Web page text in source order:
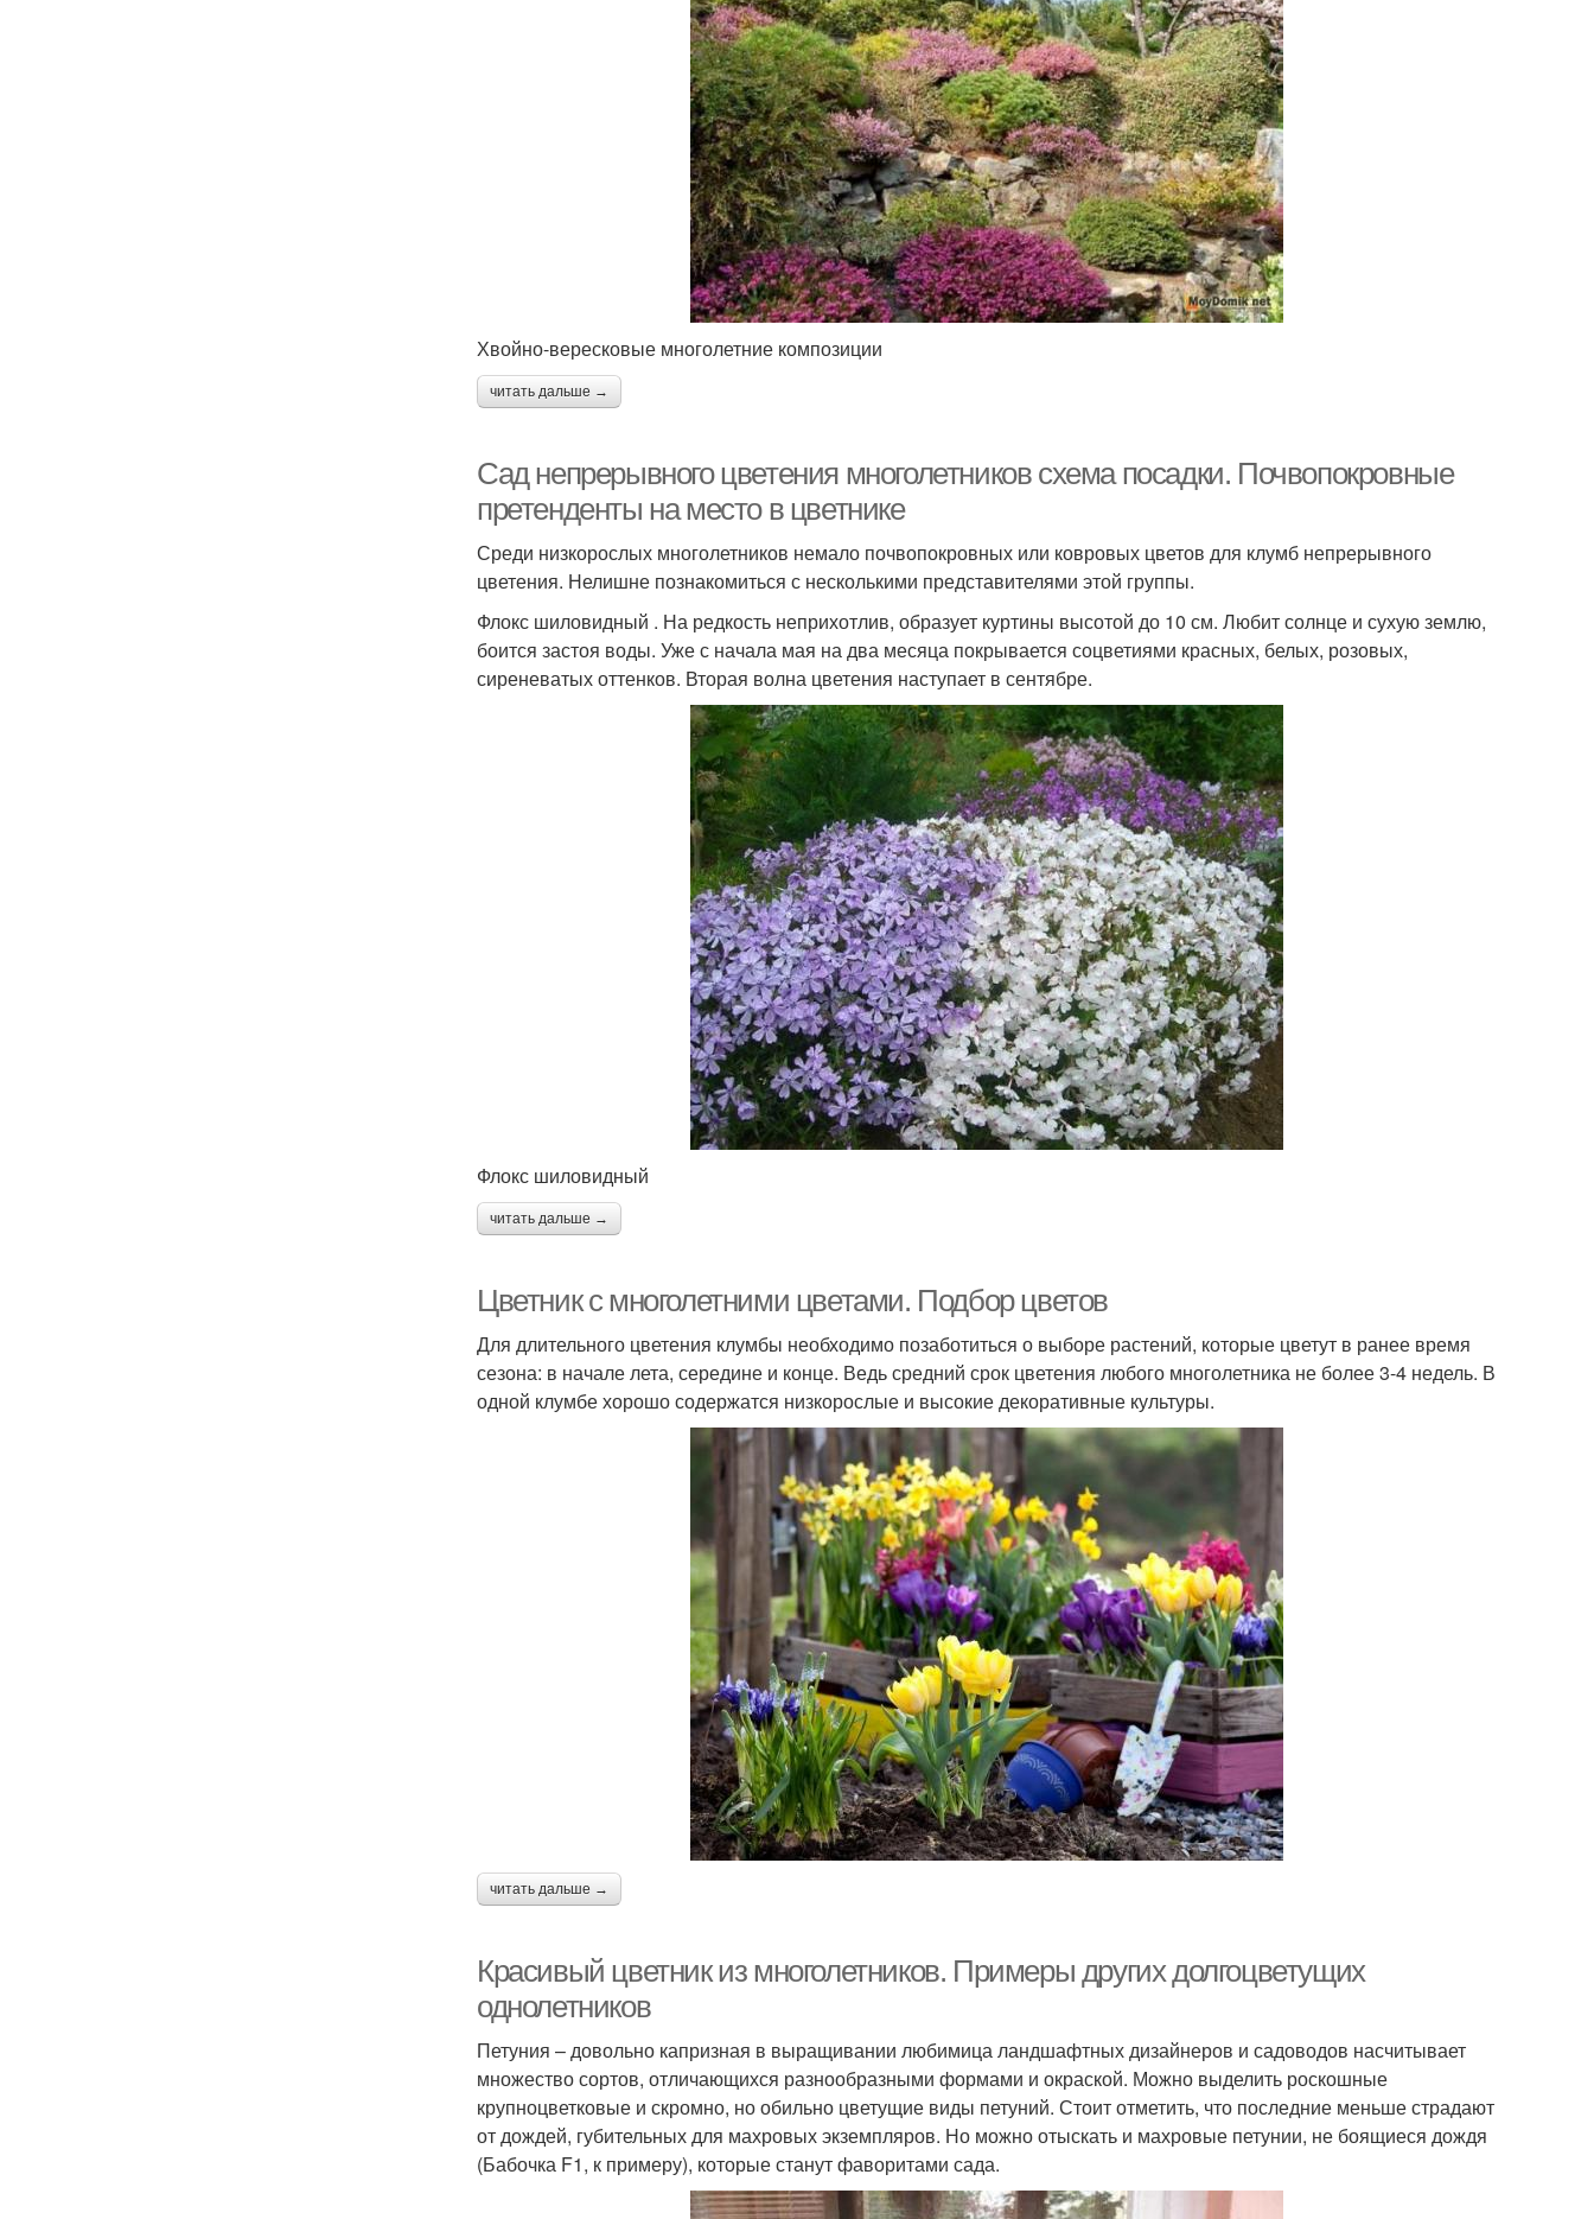
Хвойно-вересковые многолетние композиции
читать дальше →
Сад непрерывного цветения многолетников схема посадки. Почвопокровные
претенденты на место в цветнике
Среди низкорослых многолетников немало почвопокровных или ковровых цветов для клумб непрерывного
цветения. Нелишне познакомиться с несколькими представителями этой группы.
Флокс шиловидный . На редкость неприхотлив, образует куртины высотой до 10 см. Любит солнце и сухую землю,
боится застоя воды. Уже с начала мая на два месяца покрывается соцветиями красных, белых, розовых,
сиреневатых оттенков. Вторая волна цветения наступает в сентябре.
Флокс шиловидный
читать дальше →
Цветник с многолетними цветами. Подбор цветов
Для длительного цветения клумбы необходимо позаботиться о выборе растений, которые цветут в ранее время
сезона: в начале лета, середине и конце. Ведь средний срок цветения любого многолетника не более 3-4 недель. В
одной клумбе хорошо содержатся низкорослые и высокие декоративные культуры.
читать дальше →
Красивый цветник из многолетников. Примеры других долгоцветущих
однолетников
Петуния – довольно капризная в выращивании любимица ландшафтных дизайнеров и садоводов насчитывает
множество сортов, отличающихся разнообразными формами и окраской. Можно выделить роскошные
крупноцветковые и скромно, но обильно цветущие виды петуний. Стоит отметить, что последние меньше страдают
от дождей, губительных для махровых экземпляров. Но можно отыскать и махровые петунии, не боящиеся дождя
(Бабочка F1, к примеру), которые станут фаворитами сада.